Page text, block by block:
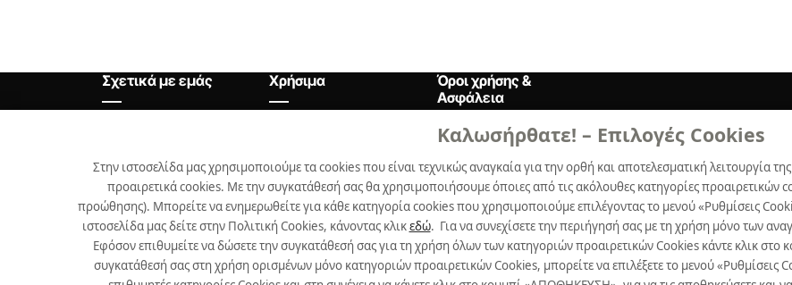
Καλωσήρθατε! – Επιλογές Cookies
Στην ιστοσελίδα μας χρησιμοποιούμε τα cookies που είναι τεχνικώς αναγκαία για την ορθή και αποτελεσματική λειτουργία
προαιρετικά cookies. Με την συγκατάθεσή σας θα χρησιμοποιήσουμε όποιες από τις ακόλουθες κατηγορίες προαιρετικών
προώθησης). Μπορείτε να ενημερωθείτε για κάθε κατηγορία cookies που χρησιμοποιούμε επιλέγοντας το μενού «Ρυθμίσεις
ιστοσελίδα μας δείτε στην Πολιτική Cookies, κάνοντας κλικεδώ. Για να συνεχίσετε την περιήγησή σας με τη χρήση μόνο των
Εφόσον επιθυμείτε να δώσετε την συγκατάθεσή σας για τη χρήση όλων των κατηγοριών προαιρετικών Cookies κάντε κλικ
συγκατάθεσή σας στη χρήση ορισμένων μόνο κατηγοριών προαιρετικών Cookies, μπορείτε να επιλέξετε το μενού «Ρυθμίσεις
Σχετικά με εμάς
Προϊόντα
Επικοινωνία
Νέα
Χρήσιμα
Χρήσιμα
Όροι χρήσης &
Ασφάλεια
Όροι Xρήσης
Δήλωση Aπορρήτου
Πολιτική Cookies
Προτιμήσεις Cookies